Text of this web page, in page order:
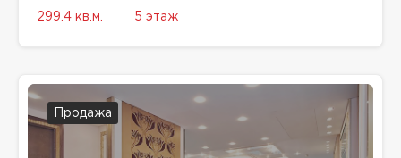
299.4 кв.м. 5 этаж
Продажа